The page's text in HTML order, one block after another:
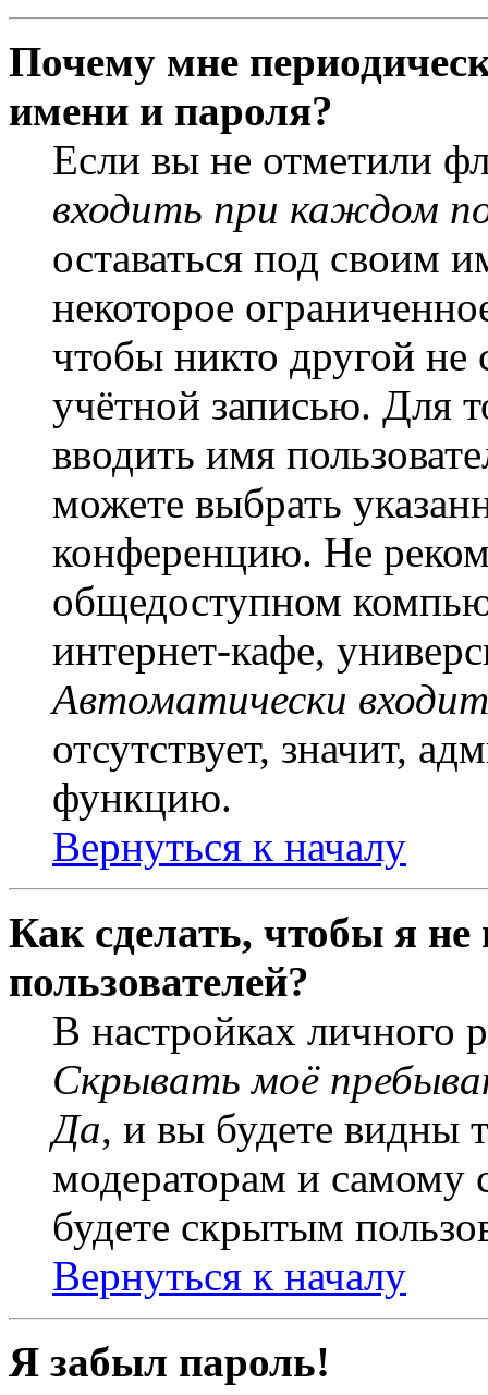
Почему мне
имени и пароля?
Если вы не отметили
входить при каждом
оставаться под своим
некоторое
чтобы никто другой не
учётной записью. Для
вводить имя
можете выбрать
конференцию. Не
общедоступном
интернет-кафе,
Автоматически
отсутствует, значит,
функцию.
Вернуться к началу
Как сделать, чтобы я
пользователей?
В настройках личного
Скрывать моё
Да, и вы будете видны
модераторам и самому
будете скрытым
Вернуться к началу
Я забыл пароль!